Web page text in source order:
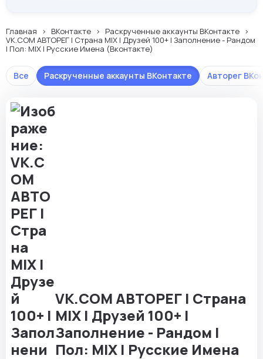
Главная ВКонтакте
Раскрученные аккаунты ВКонтакте
VK.COM АВТОРЕГ | Страна MIX | Друзей 100+ | Заполнение - Рандом
| Пол: MIX | Русские Имена (Вконтакте)
Все Авторег
Раскрученные аккаунты ВКонтакте
VK.COM АВТОРЕГ | Страна
MIX | Друзей 100+ |
Заполнение - Рандом |
Пол: MIX | Русские Имена